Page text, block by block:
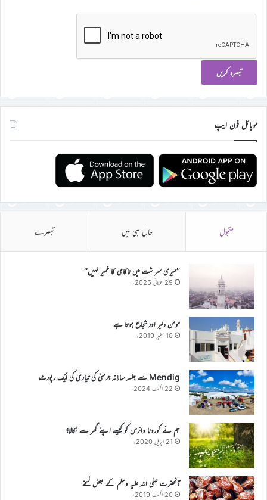
موبائل فون ایپ
مقبول حال ہی میں تبصرے
’’میری سر شت میں ناکامی کا خمیر نہیں‘‘
29 جولائی 2025ء
مومن دلیر اور شجاع ہوتا ہے
10 ستمبر 2019ء
Mendig سے جلسہ سالانہ جرمنی کی تیاری کی ایک رپورٹ
22 اگست 2024ء
ہم نے کورونا وائرس کو کیسے اپنے گھر سے نکالا؟
21 اپریل 2020ء
آنحضرت صلی اللہ علیہ وسلم کے بعض نسخے
20 اگست 2019ء